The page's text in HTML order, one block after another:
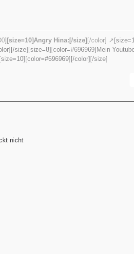
[size=10]Angry Hina:[/size] [/color]
size][size=8][color=#696969]Mein
color][/size]
nicht